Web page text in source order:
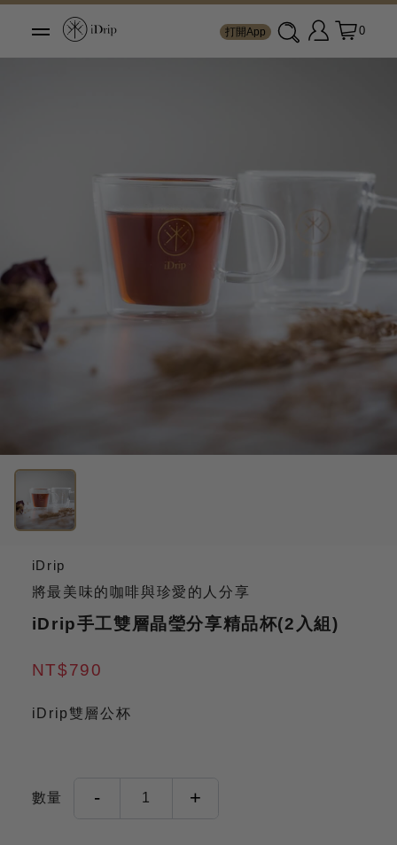
打開App 0
iDrip
將最美味的咖啡與珍愛的人分享
iDrip手工雙層晶瑩分享精品杯(2入組)
NT$790
iDrip雙層公杯
數量 - 1 +